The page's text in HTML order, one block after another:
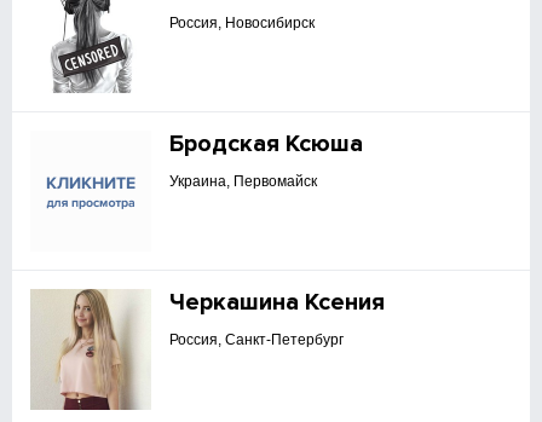
Россия, Новосибирск
Бродская Ксюша
Украина, Первомайск
Черкашина Ксения
Россия, Санкт-Петербург